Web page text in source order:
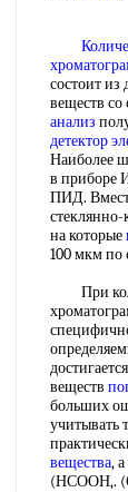
состоит из
веществ со
анализ
детектор
Наиболее
в приборе
ПИД.
на которые
100 мкм по
При
веществ
больших
учитывать
вещества,
(НСООН,.